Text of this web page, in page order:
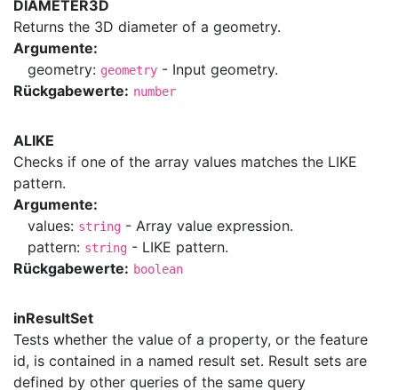
DIAMETER3D
Returns the 3D diameter of a geometry.
Argumente:
geometry: geometry - Input geometry.
Rückgabewerte: number
ALIKE
Checks if one of the array values matches the LIKE
pattern.
Argumente:
values: string - Array value expression.
pattern: string - LIKE pattern.
Rückgabewerte: boolean
inResultSet
Tests whether the value of a property, or the feature
id, is contained in a named result set. Result sets are
defined by other queries of the same query